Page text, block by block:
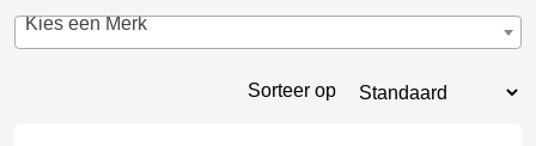
Kies een Merk
Sorteer op